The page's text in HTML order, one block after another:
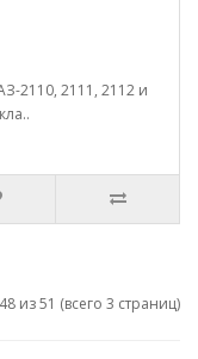
2110, 2111, 2112 и
из 51 (всего 3 страниц)